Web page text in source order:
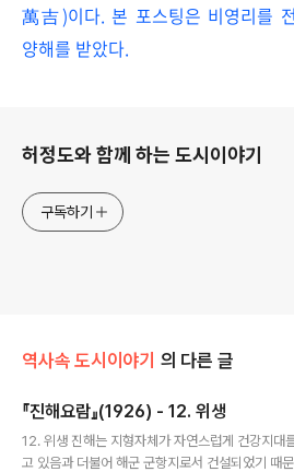
萬吉)이다.본 포스팅은 비영리를
양해를 받았다.
허정도와 함께 하는 도시이야기
구독하기
역사속 도시이야기 의 다른 글
『진해요람』(1926) - 12. 위생
12. 위생 진해는 지형자체가 자연스럽게 건강지대
고 있음과 더불어 해군 군항지로서 건설되었기 때